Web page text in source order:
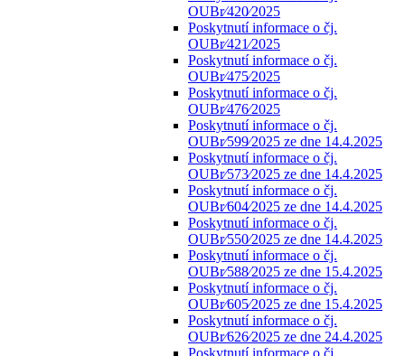
OUBr⁄420⁄2025
Poskytnutí informace o čj.
OUBr⁄421⁄2025
Poskytnutí informace o čj.
OUBr⁄475⁄2025
Poskytnutí informace o čj.
OUBr⁄476⁄2025
Poskytnutí informace o čj.
OUBr⁄599⁄2025 ze dne 14.4.2025
Poskytnutí informace o čj.
OUBr⁄573⁄2025 ze dne 14.4.2025
Poskytnutí informace o čj.
OUBr⁄604⁄2025 ze dne 14.4.2025
Poskytnutí informace o čj.
OUBr⁄550⁄2025 ze dne 14.4.2025
Poskytnutí informace o čj.
OUBr⁄588⁄2025 ze dne 15.4.2025
Poskytnutí informace o čj.
OUBr⁄605⁄2025 ze dne 15.4.2025
Poskytnutí informace o čj.
OUBr⁄626⁄2025 ze dne 24.4.2025
Poskytnutí informace o čj.